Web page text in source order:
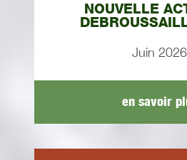
NOUVELLE
Juin 2026
en savoir